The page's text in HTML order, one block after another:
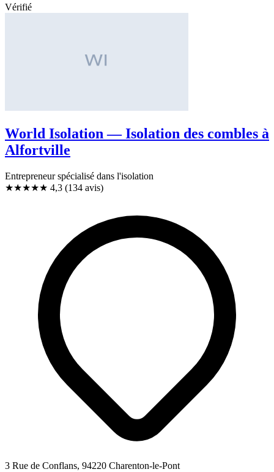
Vérifié
World Isolation — Isolation des combles à
Alfortville
Entrepreneur spécialisé dans l'isolation
★★★★★ 4,3 (134 avis)
3 Rue de Conflans, 94220 Charenton-le-Pont